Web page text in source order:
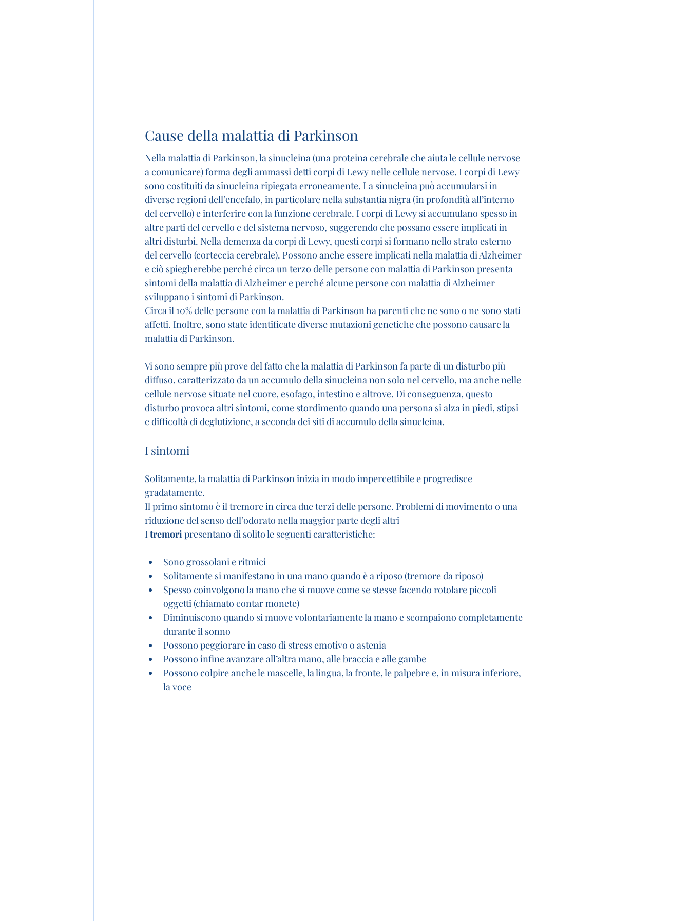
Cause della malattia di Parkinson
Nella malattia di Parkinson, la sinucleina (una proteina cerebrale che aiuta le cellule nervose
a comunicare) forma degli ammassi detti corpi di Lewy nelle cellule nervose. I corpi di Lewy
sono costituiti da sinucleina ripiegata erroneamente. La sinucleina può accumularsi in
diverse regioni dell’encefalo, in particolare nella substantia nigra (in profondità all’interno
del cervello) e interferire con la funzione cerebrale. I corpi di Lewy si accumulano spesso in
altre parti del cervello e del sistema nervoso, suggerendo che possano essere implicati in
altri disturbi. Nella demenza da corpi di Lewy, questi corpi si formano nello strato esterno
del cervello (corteccia cerebrale). Possono anche essere implicati nella malattia di Alzheimer
e ciò spiegherebbe perché circa un terzo delle persone con malattia di Parkinson presenta
sintomi della malattia di Alzheimer e perché alcune persone con malattia di Alzheimer
sviluppano i sintomi di Parkinson.
Circa il 10% delle persone con la malattia di Parkinson ha parenti che ne sono o ne sono stati
affetti. Inoltre, sono state identificate diverse mutazioni genetiche che possono causare la
malattia di Parkinson.
Vi sono sempre più prove del fatto che la malattia di Parkinson fa parte di un disturbo più
diffuso. caratterizzato da un accumulo della sinucleina non solo nel cervello, ma anche nelle
cellule nervose situate nel cuore, esofago, intestino e altrove. Di conseguenza, questo
disturbo provoca altri sintomi, come stordimento quando una persona si alza in piedi, stipsi
e difficoltà di deglutizione, a seconda dei siti di accumulo della sinucleina.
I sintomi
Solitamente, la malattia di Parkinson inizia in modo impercettibile e progredisce
gradatamente.
Il primo sintomo è il tremore in circa due terzi delle persone. Problemi di movimento o una
riduzione del senso dell’odorato nella maggior parte degli altri
I tremori presentano di solito le seguenti caratteristiche:
Sono grossolani e ritmici
Solitamente si manifestano in una mano quando è a riposo (tremore da riposo)
Spesso coinvolgono la mano che si muove come se stesse facendo rotolare piccoli
oggetti (chiamato contar monete)
Diminuiscono quando si muove volontariamente la mano e scompaiono completamente
durante il sonno
Possono peggiorare in caso di stress emotivo o astenia
Possono infine avanzare all’altra mano, alle braccia e alle gambe
Possono colpire anche le mascelle, la lingua, la fronte, le palpebre e, in misura inferiore,
la voce